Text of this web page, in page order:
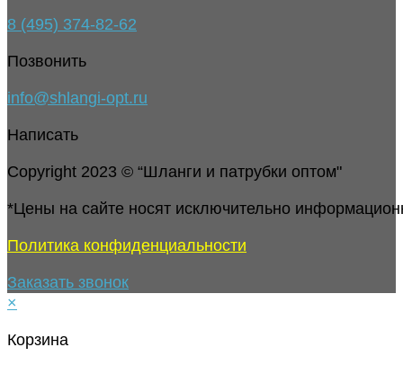
8 (495) 374-82-62
Позвонить
info@shlangi-opt.ru
Написать
Copyright 2023 © “Шланги и патрубки оптом"
*Цены на сайте носят исключительно
Политика конфиденциальности
Заказать звонок
×
Корзина